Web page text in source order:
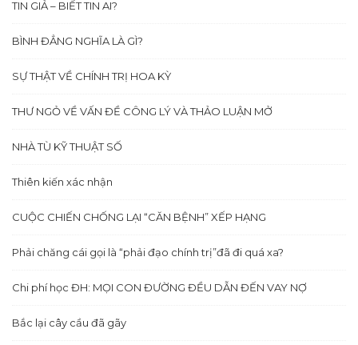
TIN GIẢ – BIẾT TIN AI?
BÌNH ĐẲNG NGHĨA LÀ GÌ?
SỰ THẬT VỀ CHÍNH TRỊ HOA KỲ
THƯ NGỎ VỀ VẤN ĐỀ CÔNG LÝ VÀ THẢO LUẬN MỞ
NHÀ TÙ KỸ THUẬT SỐ
Thiên kiến xác nhận
CUỘC CHIẾN CHỐNG LẠI “CĂN BỆNH” XẾP HẠNG
Phải chăng cái gọi là “phải đạo chính trị”đã đi quá xa?
Chi phí học ĐH: MỌI CON ĐƯỜNG ĐỀU DẪN ĐẾN VAY NỢ
Bắc lại cây cầu đã gãy